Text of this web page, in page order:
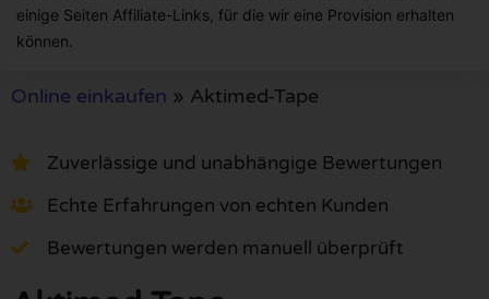
einige Seiten Affiliate-Links, für die wir eine Provision erhalten
können.
Online einkaufen » Aktimed-Tape
Zuverlässige und unabhängige Bewertungen
Echte Erfahrungen von echten Kunden
Bewertungen werden manuell überprüft